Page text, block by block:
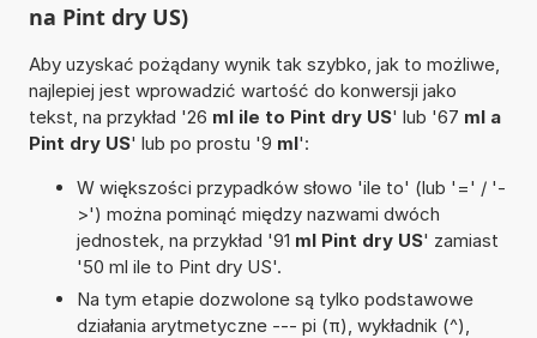
na Pint dry US)
Aby uzyskać pożądany wynik tak szybko, jak to możliwe,
najlepiej jest wprowadzić wartość do konwersji jako
tekst, na przykład '26 ml ile to Pint dry US' lub '67 ml a
Pint dry US' lub po prostu '9 ml':
W większości przypadków słowo 'ile to' (lub '=' / '-
>') można pominąć między nazwami dwóch
jednostek, na przykład '91 ml Pint dry US' zamiast
'50 ml ile to Pint dry US'.
Na tym etapie dozwolone są tylko podstawowe
działania arytmetyczne --- pi (π), wykładnik (^),